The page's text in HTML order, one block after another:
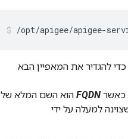
/opt/apigee/apigee-
כדי להגדיר את המאפיין הבא
כאשר FQDN הוא השם המלא של
למעלה על ידי